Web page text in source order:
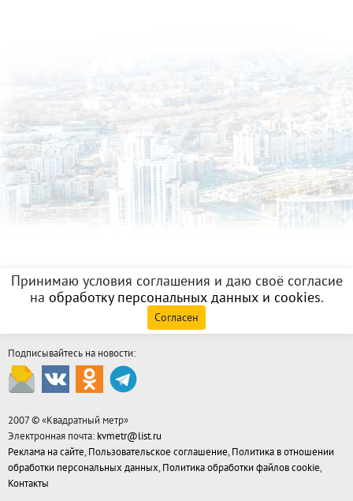
Принимаю условия соглашения и даю своё согласие
на обработку персональных данных и cookies.
Согласен
Подписывайтесь на новости:
2007 © «Квадратный метр»
Электронная почта: kvmetr@list.ru
Реклама на сайте,Пользовательское соглашение,Политика в отношении
обработки персональных данных,Политика обработки файлов cookie,
Контакты